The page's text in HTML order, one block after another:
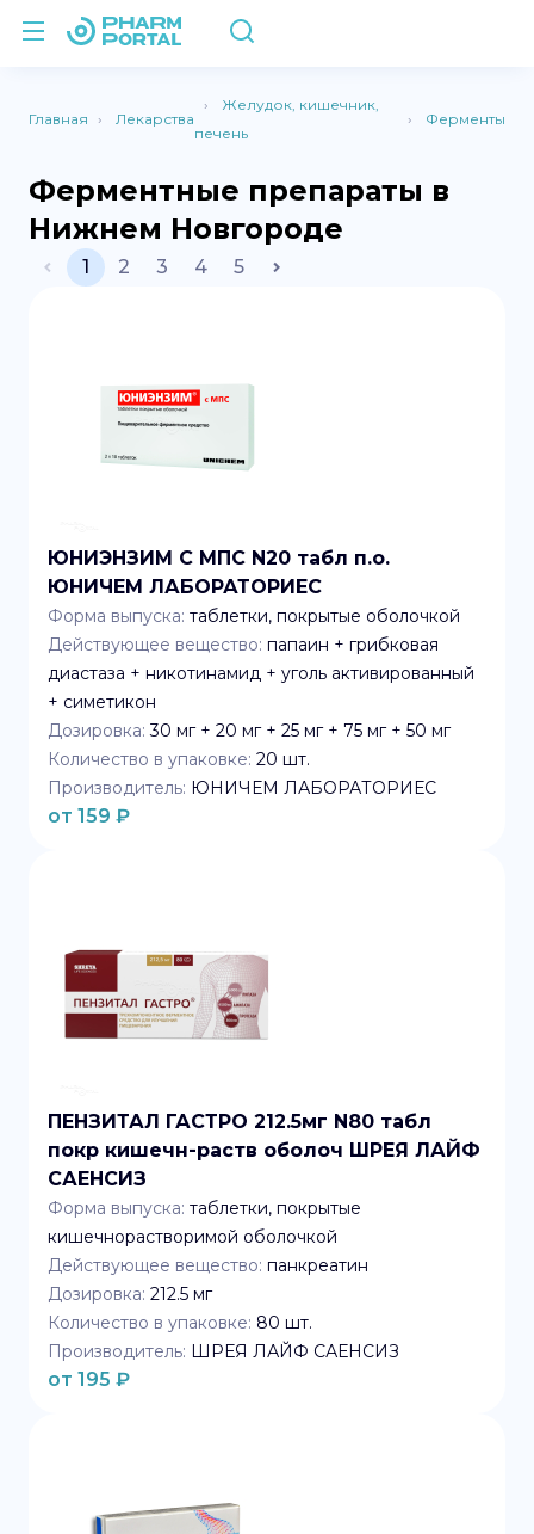
Главная Лекарства
Желудок, кишечник,
печень
Ферменты
Ферментные препараты в
Нижнем Новгороде
1 2 3 4 5
ЮНИЭНЗИМ С МПС N20 табл п.о.
ЮНИЧЕМ ЛАБОРАТОРИЕС
Форма выпуска: таблетки, покрытые оболочкой
Действующее вещество: папаин + грибковая
диастаза + никотинамид + уголь активированный
+ симетикон
Дозировка: 30 мг + 20 мг + 25 мг + 75 мг + 50 мг
Количество в упаковке: 20 шт.
Производитель: ЮНИЧЕМ ЛАБОРАТОРИЕС
от 159 ₽
ПЕНЗИТАЛ ГАСТРО 212.5мг N80 табл
покр кишечн-раств оболоч ШРЕЯ ЛАЙФ
САЕНСИЗ
Форма выпуска: таблетки, покрытые
кишечнорастворимой оболочкой
Действующее вещество: панкреатин
Дозировка: 212.5 мг
Количество в упаковке: 80 шт.
Производитель: ШРЕЯ ЛАЙФ САЕНСИЗ
от 195 ₽